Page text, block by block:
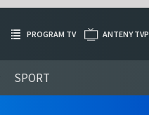
SPORT
PROGRAM TV ANTENY TVP